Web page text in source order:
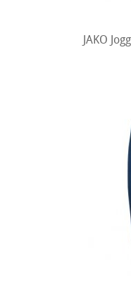
JAKO